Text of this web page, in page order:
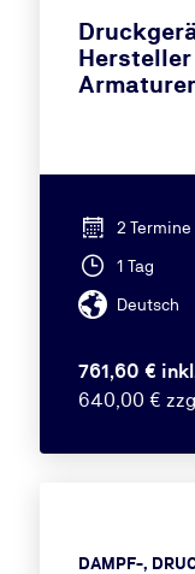
2 Termine
1 Tag
Deutsch
761,60 €
640,00 €
DAMPF-,